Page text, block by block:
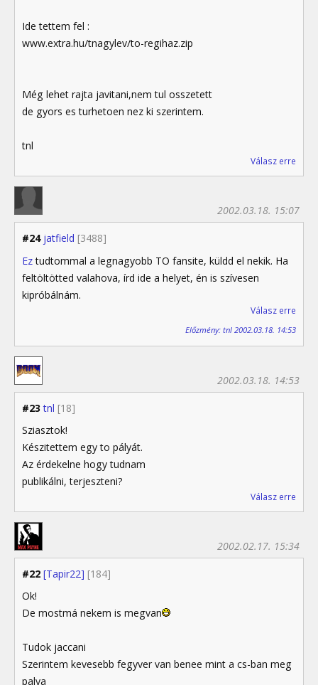
Ide tettem fel :
www.extra.hu/tnagylev/to-regihaz.zip
Még lehet rajta javitani,nem tul osszetett
de gyors es turhetoen nez ki szerintem.
tnl
Válasz erre
#24 jatfield [3488]
2002.03.18. 15:07
Eztudtommal a legnagyobb TO fansite, küldd el nekik. Ha
feltöltötted valahova, írd ide a helyet, én is szívesen
kipróbálnám.
Válasz erre
Előzmény: tnl 2002.03.18. 14:53
#23 tnl [18]
2002.03.18. 14:53
Sziasztok!
Készitettem egy to pályát.
Az érdekelne hogy tudnam
publikálni, terjeszteni?
Válasz erre
#22 [Tapir22] [184]
2002.02.17. 15:34
Ok!
De mostmá nekem is megvan
Tudok jaccani
Szerintem kevesebb fegyver van benee mint a cs-ban meg
palya